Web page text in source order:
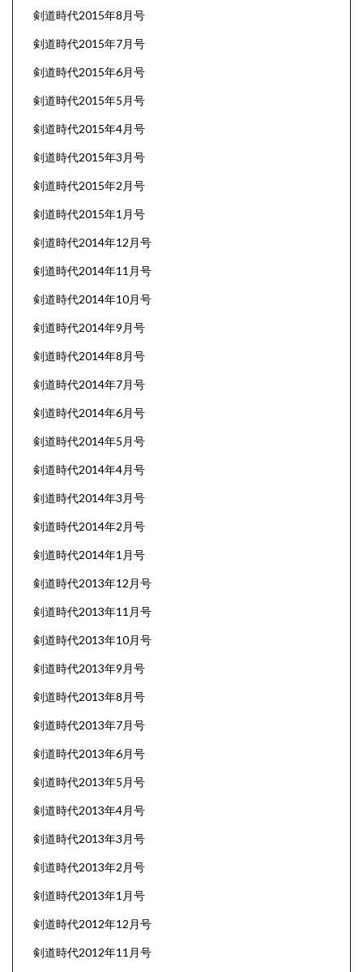
剣道時代2015年8月号
剣道時代2015年7月号
剣道時代2015年6月号
剣道時代2015年5月号
剣道時代2015年4月号
剣道時代2015年3月号
剣道時代2015年2月号
剣道時代2015年1月号
剣道時代2014年12月号
剣道時代2014年11月号
剣道時代2014年10月号
剣道時代2014年9月号
剣道時代2014年8月号
剣道時代2014年7月号
剣道時代2014年6月号
剣道時代2014年5月号
剣道時代2014年4月号
剣道時代2014年3月号
剣道時代2014年2月号
剣道時代2014年1月号
剣道時代2013年12月号
剣道時代2013年11月号
剣道時代2013年10月号
剣道時代2013年9月号
剣道時代2013年8月号
剣道時代2013年7月号
剣道時代2013年6月号
剣道時代2013年5月号
剣道時代2013年4月号
剣道時代2013年3月号
剣道時代2013年2月号
剣道時代2013年1月号
剣道時代2012年12月号
剣道時代2012年11月号